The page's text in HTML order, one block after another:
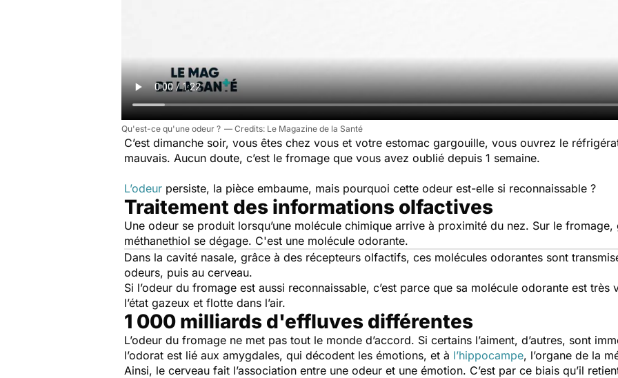
Qu'est-ce qu'une odeur ? Le Magazine de la Santé
C’est dimanche soir, vous êtes chez vous et votre estomac gargouille, vous ouvrez le
mauvais. Aucun doute, c’est le fromage que vous avez oublié depuis 1 semaine.
L’odeur persiste, la pièce embaume, mais pourquoi cette odeur est-elle si reconnaissable ?
Traitement des informations olfactives
Une odeur se produit lorsqu’une molécule chimique arrive à proximité du nez. Sur le
méthanethiol se dégage. C'est une molécule odorante.
Dans la cavité nasale, grâce à des récepteurs olfactifs, ces molécules odorantes sont
odeurs, puis au cerveau.
Si l’odeur du fromage est aussi reconnaissable, c’est parce que sa molécule odorante est très
l’état gazeux et flotte dans l’air.
1 000 milliards d'effluves différentes
L’odeur du fromage ne met pas tout le monde d’accord. Si certains l’aiment, d’autres, sont
l’odorat est lié aux amygdales, qui décodent les émotions, et à l’hippocampe, l’organe de la
Ainsi, le cerveau fait l’association entre une odeur et une émotion. C’est par ce biais qu’il